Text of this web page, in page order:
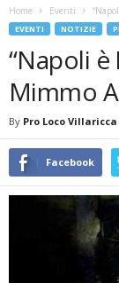
Home Eventi
EVENTI NOTIZIE
“Napoli è
Mimmo
By Pro Loco Villaricca
Facebook